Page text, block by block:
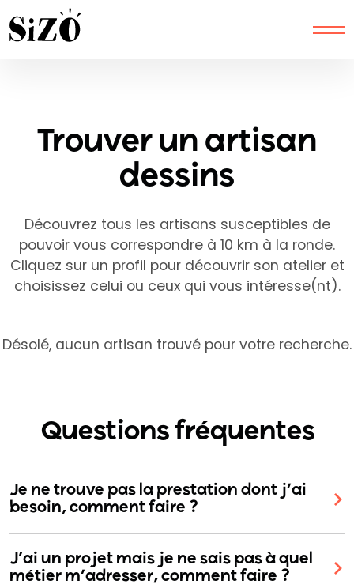
Latitude from session:
Longitude from session:
Trouver un artisan
dessins
Découvrez tous les artisans susceptibles de
pouvoir vous correspondre à 10 km à la ronde.
Cliquez sur un profil pour découvrir son atelier et
choisissez celui ou ceux qui vous intéresse(nt).
Désolé, aucun artisan trouvé pour votre recherche.
Questions fréquentes
Je ne trouve pas la prestation dont j’ai
besoin, comment faire ?
J’ai un projet mais je ne sais pas à quel
métier m’adresser, comment faire ?